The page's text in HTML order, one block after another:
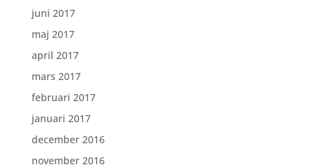
juni 2017
maj 2017
april 2017
mars 2017
februari 2017
januari 2017
december 2016
november 2016